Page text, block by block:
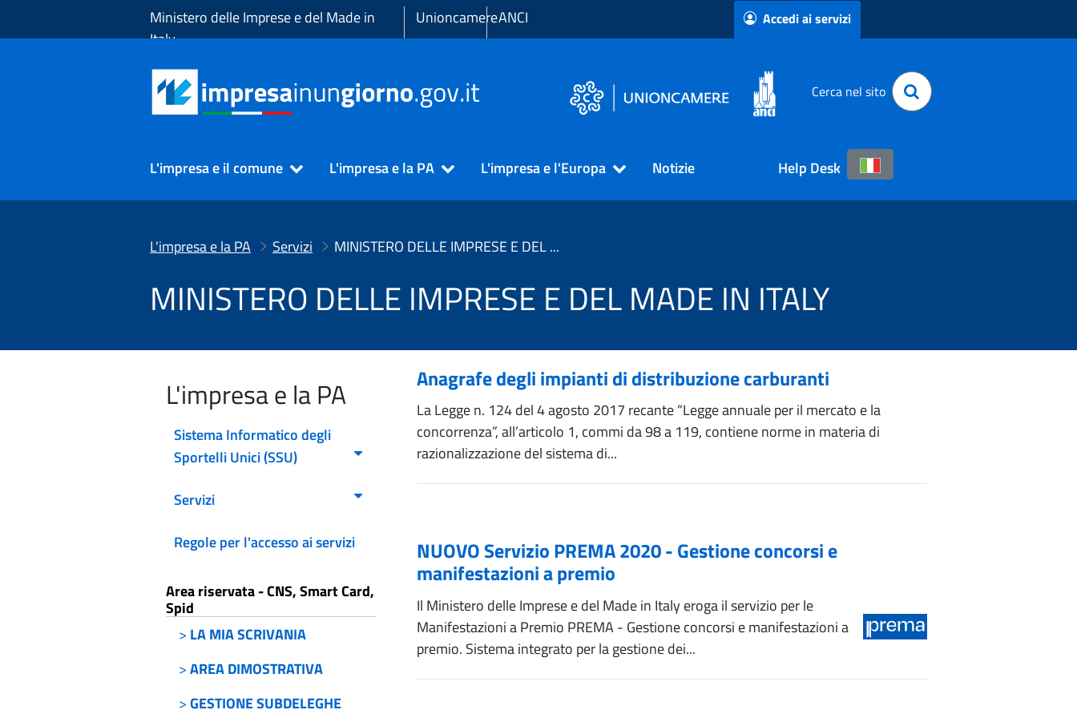
Ministero delle Imprese e del Made in
Italy
UnioncamereANCI Accedi ai servizi
Cerca nel sito
L'impresa e il comune L'impresa e la PA L'impresa e l'Europa Notizie Help Desk
L'impresa e la PA Servizi MINISTERO DELLE IMPRESE E DEL MADE IN ITALY
MINISTERO DELLE IMPRESE E DEL MADE IN ITALY
L'impresa e la PA
Sistema Informatico degli
Sportelli Unici (SSU)
Servizi
Regole per l'accesso ai servizi
Area riservata - CNS, Smart Card,
Spid
> LA MIA SCRIVANIA
>AREA DIMOSTRATIVA
>GESTIONE SUBDELEGHE
Anagrafe degli impianti di distribuzione carburanti
La Legge n. 124 del 4 agosto 2017 recante “Legge annuale per il mercato e la
concorrenza”, all’articolo 1, commi da 98 a 119, contiene norme in materia di
razionalizzazione del sistema di...
NUOVO Servizio PREMA 2020 - Gestione concorsi e
manifestazioni a premio
Il Ministero delle Imprese e del Made in Italy eroga il servizio per le
Manifestazioni a Premio PREMA - Gestione concorsi e manifestazioni a
premio. Sistema integrato per la gestione dei...